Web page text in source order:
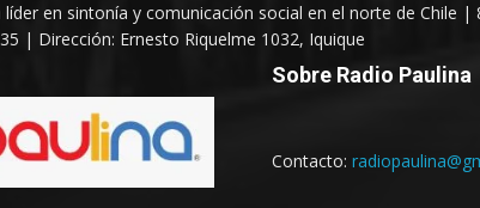
líder en sintonía y comunicación social en el norte de Chile |
| Dirección: Ernesto Riquelme 1032, Iquique
Sobre Radio Paulina
Contacto: